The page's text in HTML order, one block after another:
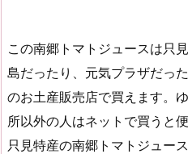
この南郷トマトジュースは只
島だったり、元気プラザだっ
のお土産販売店で買えます。
所以外の人はネットで買うと
只見特産の南郷トマトジュー